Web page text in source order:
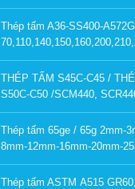
Thép tấm A36-SS400-
THÉP TẤM S45C-C45 /
S50C-C50 /SCM440,
Thép tấm 65ge / 65g 2mm-
8mm-12mm-16mm-20mm-
Thép tấm ASTM A515